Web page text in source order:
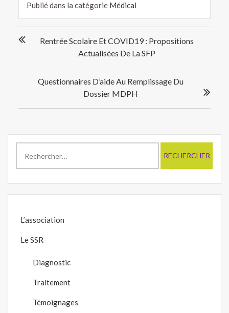
Publié dans la catégorie Médical
de
Rentrée Scolaire Et COVID19 : Propositions
Actualisées De La SFP
Questionnaires D’aide Au Remplissage Du
Dossier MDPH
L’association
Le SSR
Diagnostic
Traitement
Témoignages